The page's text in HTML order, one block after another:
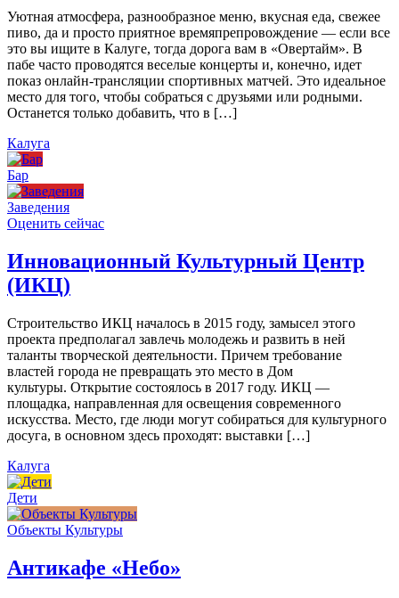
Уютная атмосфера, разнообразное меню, вкусная еда, свежее
пиво, да и просто приятное времяпрепровождение — если все
это вы ищите в Калуге, тогда дорога вам в «Овертайм». В
пабе часто проводятся веселые концерты и, конечно, идет
показ онлайн-трансляции спортивных матчей. Это идеальное
место для того, чтобы собраться с друзьями или родными.
Останется только добавить, что в […]
Калуга
Бар
Заведения
Оценить сейчас
Инновационный Культурный Центр
(ИКЦ)
Строительство ИКЦ началось в 2015 году, замысел этого
проекта предполагал завлечь молодежь и развить в ней
таланты творческой деятельности. Причем требование
властей города не превращать это место в Дом
культуры. Открытие состоялось в 2017 году. ИКЦ —
площадка, направленная для освещения современного
искусства. Место, где люди могут собираться для культурного
досуга, в основном здесь проходят: выставки […]
Калуга
Дети
Объекты Культуры
Антикафе «Небо»